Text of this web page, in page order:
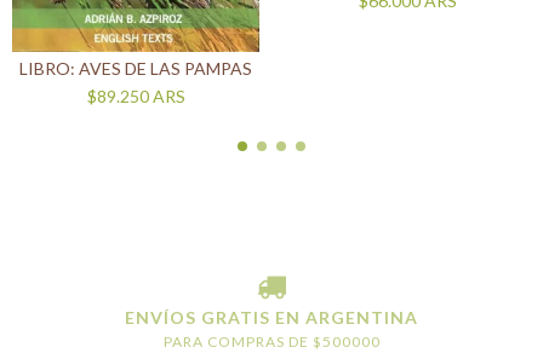
LIBRO: AVES DE LAS PAMPAS
$89.250ARS
ENVÍOS GRATIS EN ARGENTINA
PARA COMPRAS DE $500000